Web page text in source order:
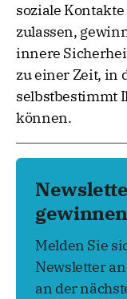
soziale
zulassen,
innere
zu einer Zeit, in
selbstbestimmt
können.
Melden Sie
Newsletter
an der